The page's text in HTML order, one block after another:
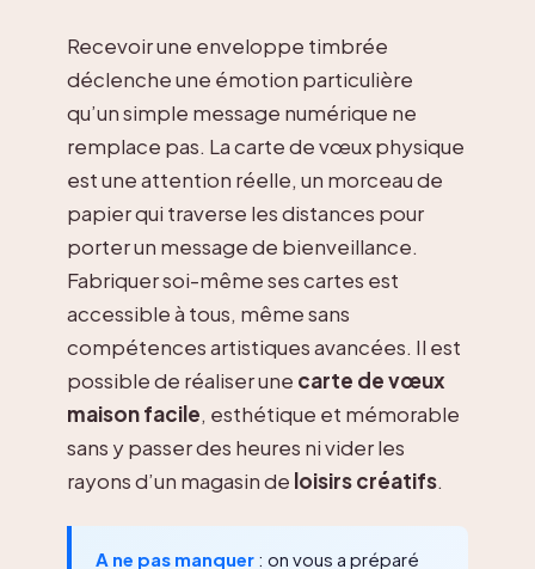
Recevoir une enveloppe timbrée
déclenche une émotion particulière
qu’un simple message numérique ne
remplace pas. La carte de vœux physique
est une attention réelle, un morceau de
papier qui traverse les distances pour
porter un message de bienveillance.
Fabriquer soi-même ses cartes est
accessible à tous, même sans
compétences artistiques avancées. Il est
possible de réaliser une carte de vœux
maison facile, esthétique et mémorable
sans y passer des heures ni vider les
rayons d’un magasin de loisirs créatifs.
A ne pas manquer : on vous a préparé